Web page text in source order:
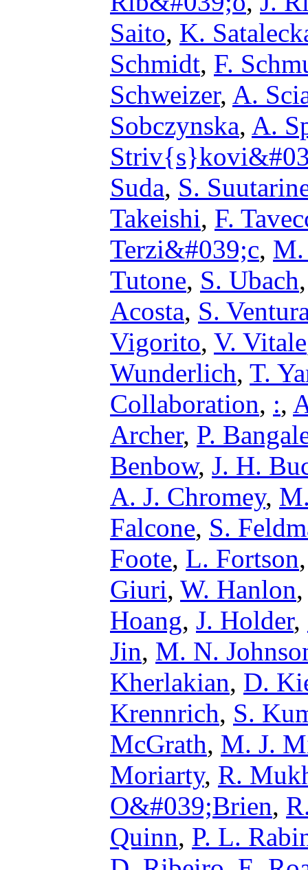
Saito, K.
Schmidt, F.
Schweizer, A.
Sobczynska, A.
Suda, S.
Takeishi, F.
Terzi&#039;c, M.
Tutone, S. Ubach
Acosta, S.
Vigorito, V. Vitale
Wunderlich, T.
Collaboration, :,
Archer, P.
Benbow, J. H.
A. J. Chromey,
Falcone, S.
Foote, L. Fortson
Giuri, W. Hanlon
Hoang, J. Holder,
Jin, M. N.
Kherlakian, D.
Krennrich, S.
McGrath, M. J.
Moriarty, R.
O&#039;Brien,
Quinn, P. L.